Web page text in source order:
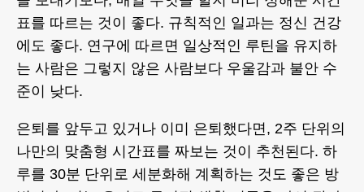
표를 따르는 것이 좋다. 규칙적인 일과는 정신 건강
에도 좋다. 연구에 따르면 일상적인 루틴을 유지하
는 사람은 그렇지 않은 사람보다 우울감과 불안 수
준이 낮다.
은퇴를 앞두고 있거나 이미 은퇴했다면, 2주 단위의
나만의 맞춤형 시간표를 짜보는 것이 추천된다. 하
루를 30분 단위로 세분화해 계획하는 것도 좋은 방